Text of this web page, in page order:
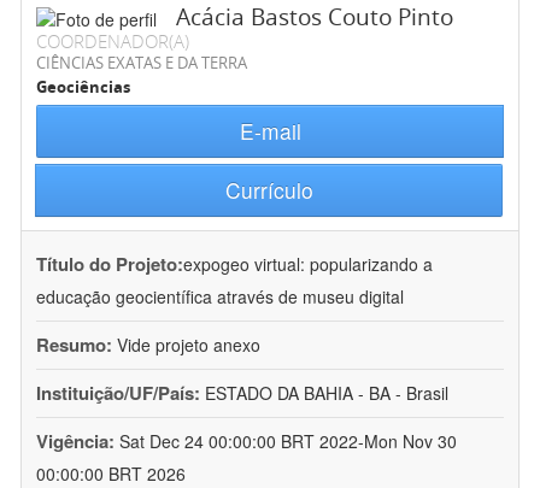
Acácia Bastos Couto Pinto
COORDENADOR(A)
CIÊNCIAS EXATAS E DA TERRA
Geociências
E-mail
Currículo
Título do Projeto:expogeo virtual: popularizando a
educação geocientífica através de museu digital
Resumo: Vide projeto anexo
Instituição/UF/País: ESTADO DA BAHIA - BA - Brasil
Vigência: Sat Dec 24 00:00:00 BRT 2022-Mon Nov 30
00:00:00 BRT 2026